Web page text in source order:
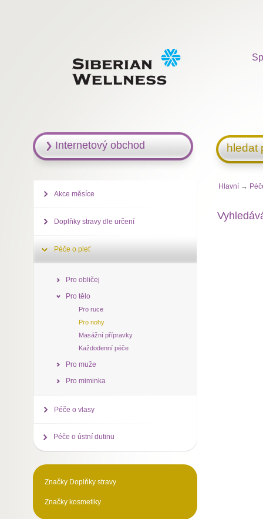
hledat
Hlavní →
Internetový obchod
Akce měsíce
Doplňky stravy dle určení
Péče o pleť
Pro obličej
Pro tělo
Pro ruce
Pro nohy
Masážní přípravky
Každodenní péče
Pro muže
Pro miminka
Péče o vlasy
Péče o ústní dutinu
Značky Doplňky stravy
Značky kosmetiky